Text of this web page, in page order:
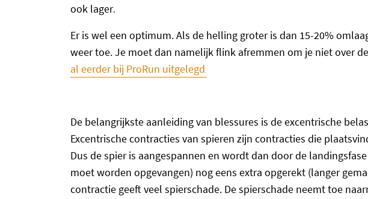
ook lager.
Er is wel een optimum. Als de helling groter is dan 15-20%
weer toe. Je moet dan namelijk flink afremmen om je niet over
al eerder bij ProRun uitgelegd.
De belangrijkste aanleiding van blessures is de excentrische
Excentrische contracties van spieren zijn contracties die
Dus de spier is aangespannen en wordt dan door de
moet worden opgevangen) nog eens extra opgerekt (langer
contractie geeft veel spierschade. De spierschade neemt toe